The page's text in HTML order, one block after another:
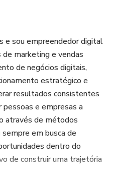
e sou empreendedor digital
marketing e vendas
de negócios digitais,
estratégico e
resultados consistentes
pessoas e empresas a
através de métodos
em busca de
dentro do
de construir uma trajetória